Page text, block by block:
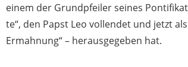
einem der Grundpfeiler seines
te“, den Papst Leo vollendet und jetzt
Ermahnung“ – herausgegeben hat.